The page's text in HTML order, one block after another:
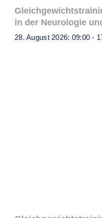
in der Neurologie
28. August 2026: 09:00 -